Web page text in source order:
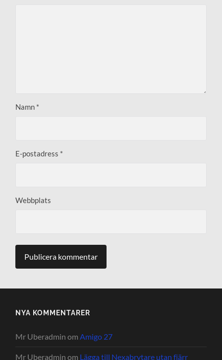
Namn *
E-postadress *
Webbplats
NYA KOMMENTARER
Mr Uberadmin omAmigo 27
Mr Uberadmin om Lägga till Nexabrytare utan fjärr